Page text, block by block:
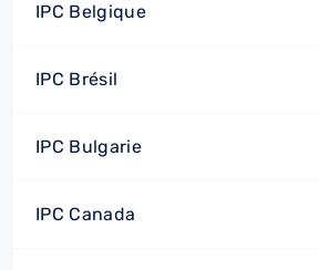
IPC Belgique
IPC Brésil
IPC Bulgarie
IPC Canada